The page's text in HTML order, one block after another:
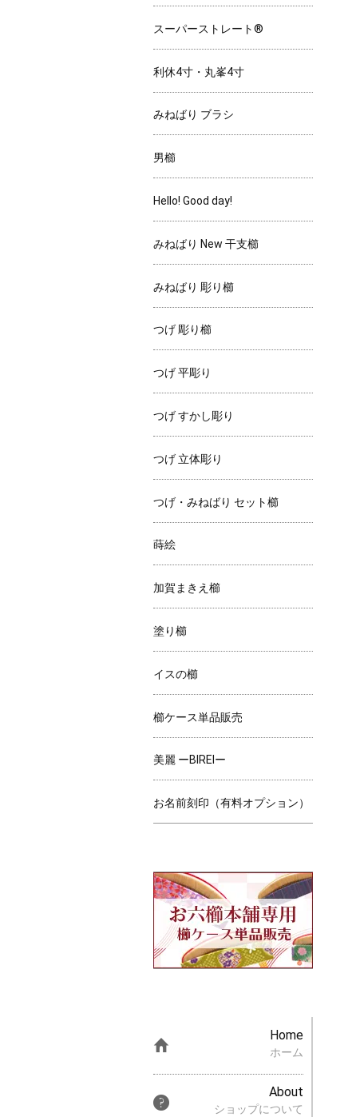
スーパーストレート®
利休4寸・丸峯4寸
みねばり ブラシ
男櫛
Hello! Good day!
みねばり New 干支櫛
みねばり 彫り櫛
つげ 彫り櫛
つげ 平彫り
つげ すかし彫り
つげ 立体彫り
つげ・みねばり セット櫛
蒔絵
加賀まきえ櫛
塗り櫛
イスの櫛
櫛ケース単品販売
美麗 ーBIREIー
お名前刻印（有料オプション）
Home
ホーム
About
ショップについて